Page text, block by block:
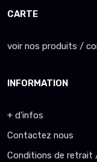
CARTE
voir nos produits /
INFORMATION
+ d'infos
Contactez nous
Conditions de retrait